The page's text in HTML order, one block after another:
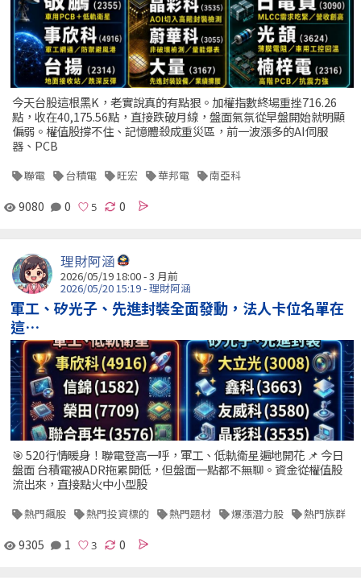
今天台股這根黑K，老實說真的有點狠。加權指數終場重挫716.26
點，收在40,175.56點，直接跌破月線，盤面氣氛從早盤開始就明顯
偏弱。權值股撐不住、記憶體殺成重災區，前一波漲多的AI伺服
器、PCB
聯電 台積電 旺宏 華邦電 南亞科
9080 0 0
理財阿涵
2026/05/19 18:00 - 3 月前
2026/05/20 15:19 - 理財阿涵
軍工、矽光子、先進封裝全面發動，法人卡位名單在
這…
🎯 520行情暖身！聯電登高一呼，軍工、低軌衛星遍地開花 📌 今日
盤面 台積電被ADR拖累開低，但盤面一點都不無聊。資金從權值股
流出來，直接點火中小型股
熱門飆股 熱門投資標的 熱門題材 爆漲潛力股 熱門族群
9305 1 0